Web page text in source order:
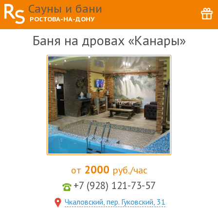
Сауны и бани
РОСТОВА-НА-ДОНУ
Баня на дровах «Канары»
от 2000 руб./час
+7 (928) 121-73-57
Чкаловский, пер. Гуковский, 31